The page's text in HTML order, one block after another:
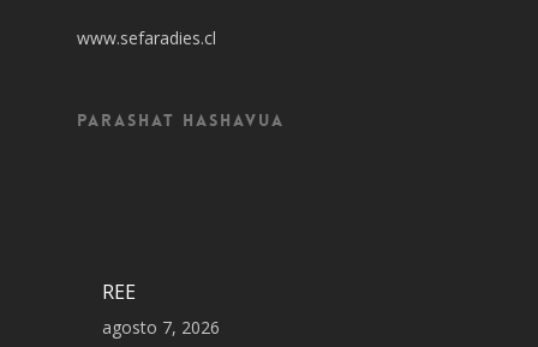
www.sefaradies.cl
Parashat Hashavua
REE
agosto 7, 2026